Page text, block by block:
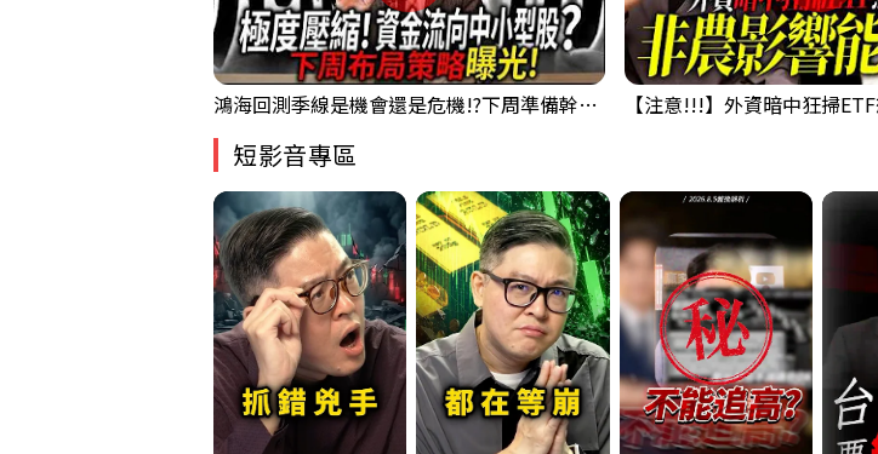
鴻海回測季線是機會還是危機!?下周準備幹大事?｜0807 #3661 #2317 #2317鴻海
短影音專區